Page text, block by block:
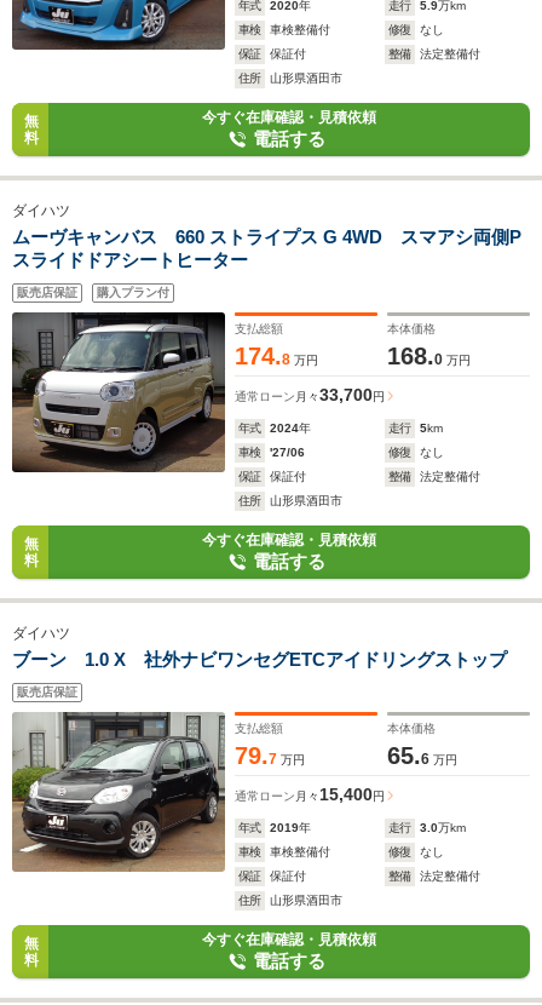
年式 2020年 走行 5.9万km
車検
車検整備付 修復
なし
保証
保証付 整備
法定整備付
住所
山形県酒田市
無
料
今すぐ在庫確認・見積依頼
電話する
ダイハツ
ムーヴキャンバス 660 ストライプス G 4WD スマアシ両側P
スライドドアシートヒーター
販売店保証 購入プラン付
支払総額
174.8 万円
本体価格
168.0 万円
通常ローン 月々33,700円
年式 2024年 走行 5km
車検
'27/06 修復
なし
保証
保証付 整備
法定整備付
住所
山形県酒田市
無
料
今すぐ在庫確認・見積依頼
電話する
ダイハツ
ブーン 1.0 X 社外ナビワンセグETCアイドリングストップ
販売店保証
支払総額
79.7 万円
本体価格
65.6 万円
通常ローン 月々 15,400円
年式 2019年 走行 3.0万km
車検
車検整備付 修復
なし
保証
保証付 整備
法定整備付
住所
山形県酒田市
無
料
今すぐ在庫確認・見積依頼
電話する